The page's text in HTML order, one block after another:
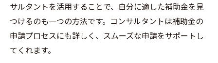
イノベーション支援補助金の選び方
スタートアップ向け補助金の種類
産業別に見る補助金選択のポイント
個人事業主におすすめの補助金
サルタントを活用することで、自分に適した補助金を見
つけるのも一つの方法です。コンサルタントは補助金の
申請プロセスにも詳しく、スムーズな申請をサポートし
てくれます。